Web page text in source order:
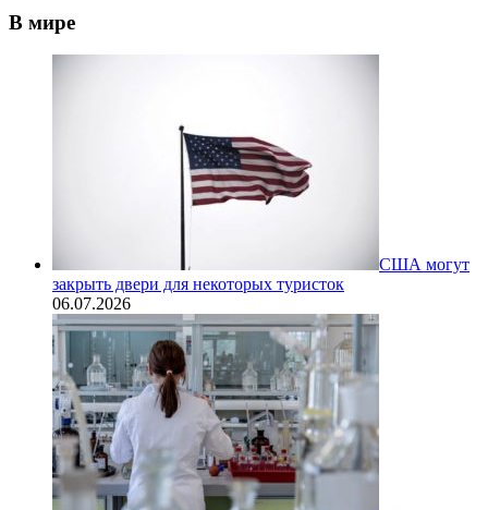
В мире
США могут
закрыть двери для некоторых туристок
06.07.2026